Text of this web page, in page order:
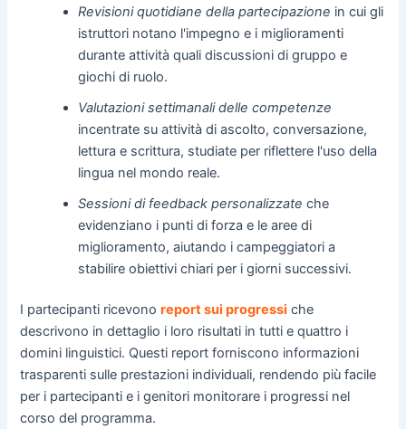
Revisioni quotidiane della partecipazione in cui gli
istruttori notano l'impegno e i miglioramenti
durante attività quali discussioni di gruppo e
giochi di ruolo.
Valutazioni settimanali delle competenze
incentrate su attività di ascolto, conversazione,
lettura e scrittura, studiate per riflettere l'uso della
lingua nel mondo reale.
Sessioni di feedback personalizzate che
evidenziano i punti di forza e le aree di
miglioramento, aiutando i campeggiatori a
stabilire obiettivi chiari per i giorni successivi.
I partecipanti ricevonoreport sui progressi che
descrivono in dettaglio i loro risultati in tutti e quattro i
domini linguistici. Questi report forniscono informazioni
trasparenti sulle prestazioni individuali, rendendo più facile
per i partecipanti e i genitori monitorare i progressi nel
corso del programma.